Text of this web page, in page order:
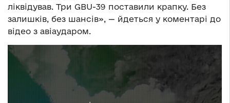
ліквідував. Три GBU-39 поставили крапку. Без
залишків, без шансів», — йдеться у коментарі до
відео з авіаударом.